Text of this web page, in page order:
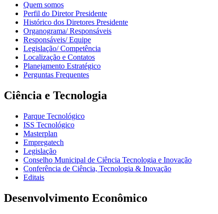
Quem somos
Perfil do Diretor Presidente
Histórico dos Diretores Presidente
Organograma/ Responsáveis
Responsáveis/ Equipe
Legislação/ Competência
Localização e Contatos
Planejamento Estratégico
Perguntas Frequentes
Ciência e Tecnologia
Parque Tecnológico
ISS Tecnológico
Masterplan
Empregatech
Legislação
Conselho Municipal de Ciência Tecnologia e Inovação
Conferência de Ciência, Tecnologia & Inovação
Editais
Desenvolvimento Econômico